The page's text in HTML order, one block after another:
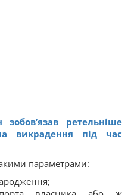
зобов’язав ретельніше
викрадення під час
параметрами: